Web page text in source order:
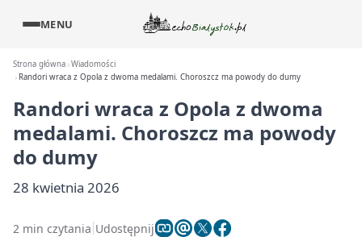
MENU
Strona główna Wiadomości
Randori wraca z Opola z dwoma medalami. Choroszcz ma powody do dumy
Randori wraca z Opola z dwoma
medalami. Choroszcz ma powody
do dumy
28 kwietnia 2026
2 min czytania Udostępnij